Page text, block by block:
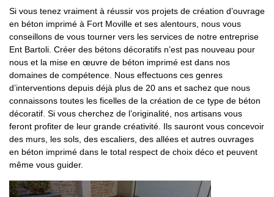
Si vous tenez vraiment à réussir vos projets de création d’ouvrage
en béton imprimé à Fort Moville et ses alentours, nous vous
conseillons de vous tourner vers les services de notre entreprise
Ent Bartoli. Créer des bétons décoratifs n’est pas nouveau pour
nous et la mise en œuvre de béton imprimé est dans nos
domaines de compétence. Nous effectuons ces genres
d’interventions depuis déjà plus de 20 ans et sachez que nous
connaissons toutes les ficelles de la création de ce type de béton
décoratif. Si vous cherchez de l’originalité, nos artisans vous
feront profiter de leur grande créativité. Ils sauront vous concevoir
des murs, les sols, des escaliers, des allées et autres ouvrages
en béton imprimé dans le total respect de choix déco et peuvent
même vous guider.